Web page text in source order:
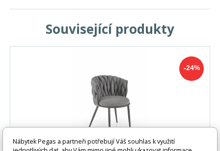
Související produkty
-24%
Nábytek Pegas a partneři potřebují Váš souhlas k využití